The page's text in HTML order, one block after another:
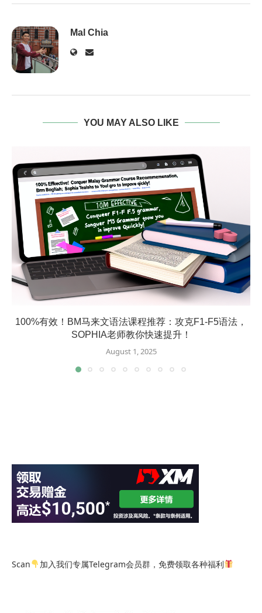
Mal Chia
YOU MAY ALSO LIKE
100%有效！BM马来文语法课程推荐：攻克F1-F5语法，
SOPHIA老师教你快速提升！
August 1, 2025
Scan 加入我们专属Telegram会员群，免费领取各种福利